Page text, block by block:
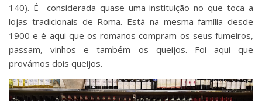
140). É considerada quase uma instituição no que toca a
lojas tradicionais de Roma. Está na mesma família desde
1900 e é aqui que os romanos compram os seus fumeiros,
passam, vinhos e também os queijos. Foi aqui que
provámos dois queijos.